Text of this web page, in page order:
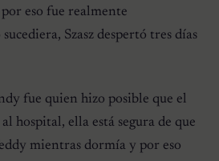
eso fue realmente
Szasz despertó tres días
fue quien hizo posible que el
hospital, ella está segura de que
mientras dormía y por eso